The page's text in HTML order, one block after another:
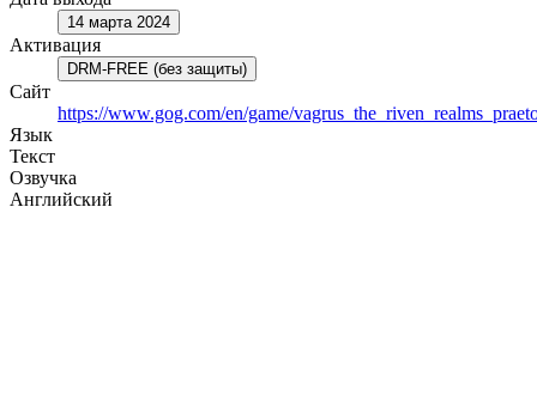
14 марта 2024
Активация
DRM-FREE (без защиты)
Сайт
https://www.gog.com/en/game/
Язык
Текст
Озвучка
Английский